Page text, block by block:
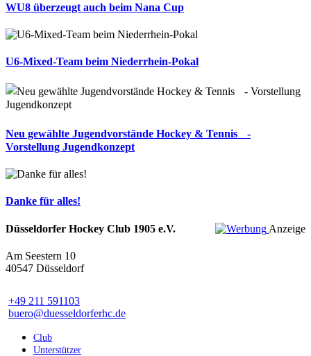
WU8 überzeugt auch beim Nana Cup
U6-Mixed-Team beim Niederrhein-Pokal
Neu gewählte Jugendvorstände Hockey & Tennis -
Vorstellung Jugendkonzept
Danke für alles!
Anzeige
Düsseldorfer Hockey Club 1905 e.V.
Am Seestern 10
40547 Düsseldorf
+49 211 591103
buero@duesseldorferhc.de
Club
Unterstützer